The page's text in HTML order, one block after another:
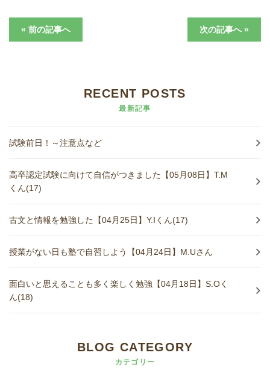
« 前の記事へ 次の記事へ »
RECENT POSTS
最新記事
試験前日！～注意点など
高卒認定試験に向けて自信がつきました【05月08日】T.M
くん(17)
古文と情報を勉強した【04月25日】Y.Iくん(17)
授業がない日も塾で自習しよう【04月24日】M.Uさん
面白いと思えることも多く楽しく勉強【04月18日】S.Oく
ん(18)
BLOG CATEGORY
カテゴリー